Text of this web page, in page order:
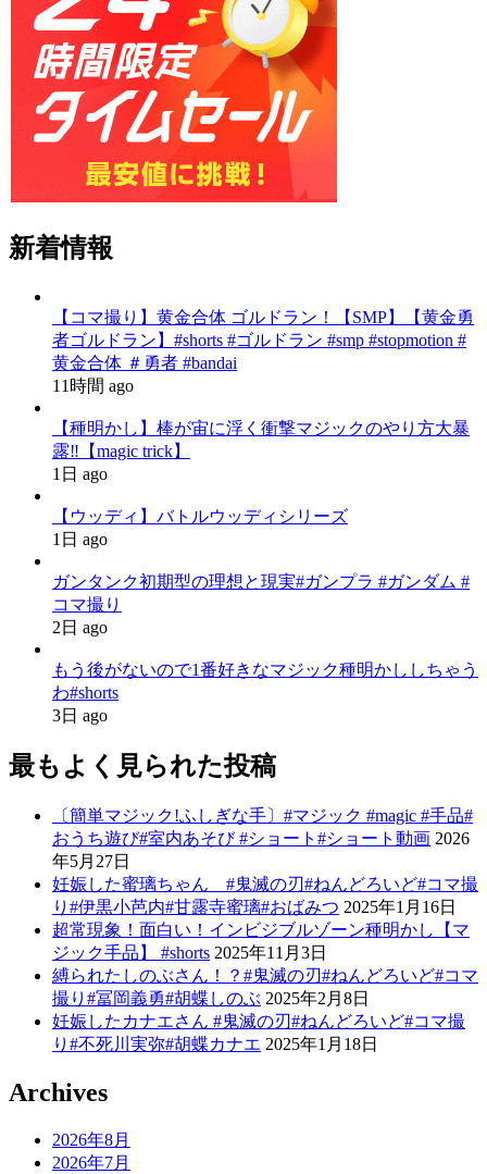
新着情報
【コマ撮り】黄金合体 ゴルドラン！【SMP】【黄金勇
者ゴルドラン】#shorts #ゴルドラン #smp #stopmotion #
黄金合体 ＃勇者 #bandai
11時間 ago
【種明かし】棒が宙に浮く衝撃マジックのやり方大暴
露‼️【magic trick】
1日 ago
【ウッディ】バトルウッディシリーズ
1日 ago
ガンタンク初期型の理想と現実#ガンプラ #ガンダム #
コマ撮り
2日 ago
もう後がないので1番好きなマジック種明かししちゃう
わ#shorts
3日 ago
最もよく見られた投稿
〔簡単マジック!ふしぎな手〕#マジック #magic #手品#
おうち遊び#室内あそび #ショート#ショート動画 2026
年5月27日
妊娠した蜜璃ちゃん #鬼滅の刃#ねんどろいど#コマ撮
り#伊黒小芭内#甘露寺蜜璃#おばみつ 2025年1月16日
超常現象！面白い！インビジブルゾーン種明かし【マ
ジック手品】 #shorts 2025年11月3日
縛られたしのぶさん！？#鬼滅の刃#ねんどろいど#コマ
撮り#冨岡義勇#胡蝶しのぶ 2025年2月8日
妊娠したカナエさん #鬼滅の刃#ねんどろいど#コマ撮
り#不死川実弥#胡蝶カナエ 2025年1月18日
Archives
2026年8月
2026年7月